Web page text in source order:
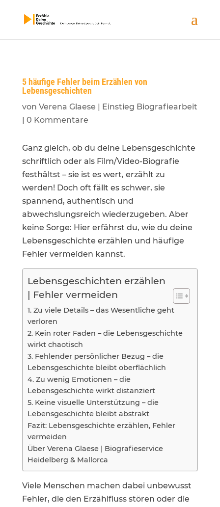
5 häufige Fehler beim Erzählen von
Lebensgeschichten
von Verena Glaese | Einstieg Biografiearbeit
| 0 Kommentare
Ganz gleich, ob du deine Lebensgeschichte
schriftlich oder als Film/Video-Biografie
festhältst – sie ist es wert, erzählt zu
werden! Doch oft fällt es schwer, sie
spannend, authentisch und
abwechslungsreich wiederzugeben. Aber
keine Sorge: Hier erfährst du, wie du deine
Lebensgeschichte erzählen und häufige
Fehler vermeiden kannst.
Lebensgeschichten erzählen
| Fehler vermeiden
1. Zu viele Details – das Wesentliche geht
verloren
2. Kein roter Faden – die Lebensgeschichte
wirkt chaotisch
3. Fehlender persönlicher Bezug – die
Lebensgeschichte bleibt oberflächlich
4. Zu wenig Emotionen – die
Lebensgeschichte wirkt distanziert
5. Keine visuelle Unterstützung – die
Lebensgeschichte bleibt abstrakt
Fazit: Lebensgeschichte erzählen, Fehler
vermeiden
Über Verena Glaese | Biografieservice
Heidelberg & Mallorca
Viele Menschen machen dabei unbewusst
Fehler, die den Erzählfluss stören oder die